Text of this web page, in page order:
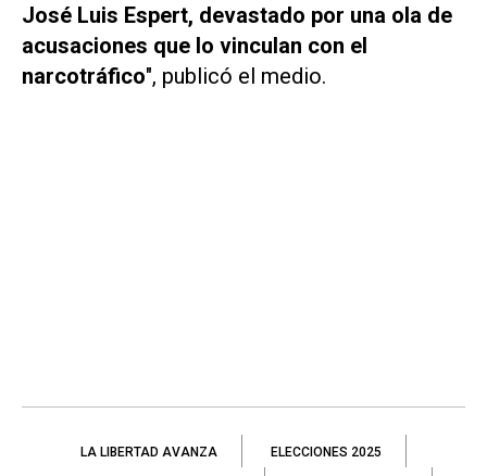
José Luis Espert, devastado por una ola de
acusaciones que lo vinculan con el
narcotráfico", publicó el medio.
LA LIBERTAD AVANZA ELECCIONES 2025